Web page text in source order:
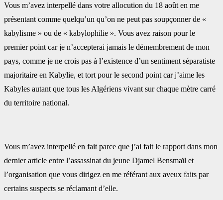
Vous m’avez interpellé dans votre allocution du 18 août en me
présentant comme quelqu’un qu’on ne ‎peut pas soupçonner de «
kabylisme » ou de « kabylophilie ». Vous avez raison pour le
premier point ‎car je n’accepterai jamais le démembrement de mon
pays, comme je ne crois pas à l’existence d’un ‎sentiment séparatiste
majoritaire en Kabylie, et tort pour le second point car j’aime les
Kabyles autant ‎que tous les Algériens vivant sur chaque mètre carré
du territoire national.
Vous m’avez interpellé en fait parce que j’ai fait le rapport dans mon
dernier article entre l’assassinat ‎du jeune Djamel Bensmaïl et
l’organisation que vous dirigez en me référant aux aveux faits par
certains ‎suspects se réclamant d’elle.